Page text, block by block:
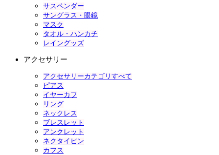
サスペンダー
サングラス・眼鏡
マスク
タオル・ハンカチ
レイングッズ
アクセサリー
アクセサリーカテゴリすべて
ピアス
イヤーカフ
リング
ネックレス
ブレスレット
アンクレット
ネクタイピン
カフス